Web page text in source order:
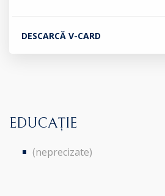
DESCARCĂ V-CARD
EDUCAȚIE
(neprecizate)